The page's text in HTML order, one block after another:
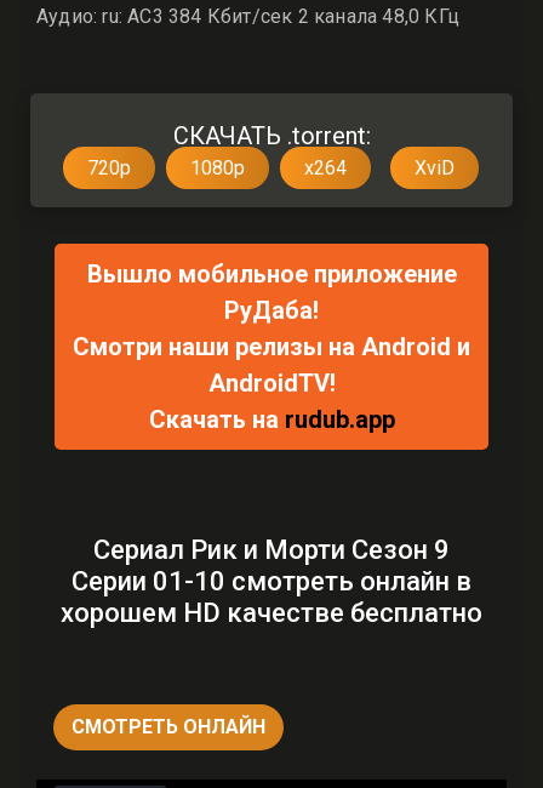
Аудио: ru: AC3 384 Кбит/сек 2 канала 48,0 КГц
СКАЧАТЬ .torrent:
720p 1080p x264 XviD
Вышло мобильное приложение
РуДаба!
Смотри наши релизы на Android и
AndroidTV!
Скачать на rudub.app
Сериал Рик и Морти Сезон 9
Серии 01-10 смотреть онлайн в
хорошем HD качестве бесплатно
СМОТРЕТЬ ОНЛАЙН